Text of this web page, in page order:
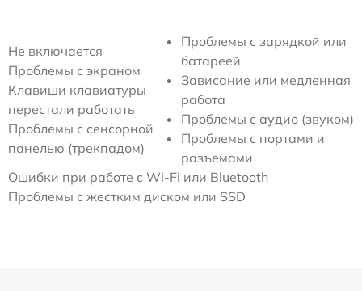
Не включается
Проблемы с экраном
Клавиши клавиатуры
перестали работать
Проблемы с сенсорной
панелью (трекпадом)
Проблемы с зарядкой или
батареей
Зависание или медленная
работа
Проблемы с аудио (звуком)
Проблемы с портами и
разъемами
Ошибки при работе с Wi-Fi или Bluetooth
Проблемы с жестким диском или SSD